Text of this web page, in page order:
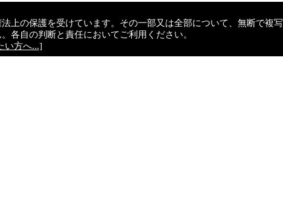
上の保護を受けています。その一部又は全部について、無断で複
各自の判断と責任においてご利用ください。
い方へ...]